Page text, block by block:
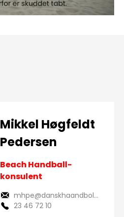
23 46 72 10
mhpe@danskhaandbold.dk
Beach Handball-
konsulent
Mikkel Høgfeldt
Pedersen